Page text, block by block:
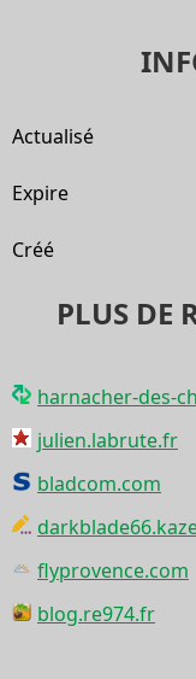
Actualisé
Expire
Créé
PLUS DE
harnacher-des-
julien.labrute.fr
bladcom.com
flyprovence.com
blog.re974.fr